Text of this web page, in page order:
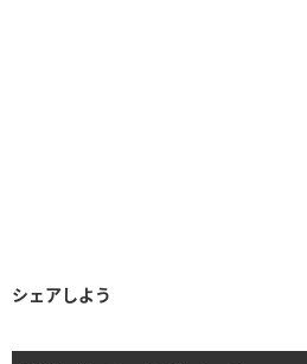
シェアしよう